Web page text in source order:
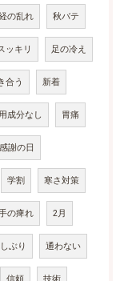
の乱れ 秋バテ
ッキリ 足の冷え
合う 新着
成分なし 胃痛
謝の日
学割 寒さ対策
の痺れ 2月
ぶり 通わない
信頼 技術